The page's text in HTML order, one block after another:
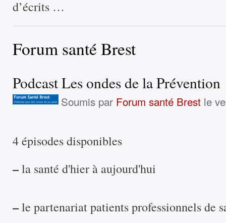
d’écrits …
Forum santé Brest
Podcast Les ondes de la Prévention
Soumis par Forum santé Brestle
4 épisodes disponibles
–la santé d'hier à aujourd'hui
–le partenariat patients professionnels de